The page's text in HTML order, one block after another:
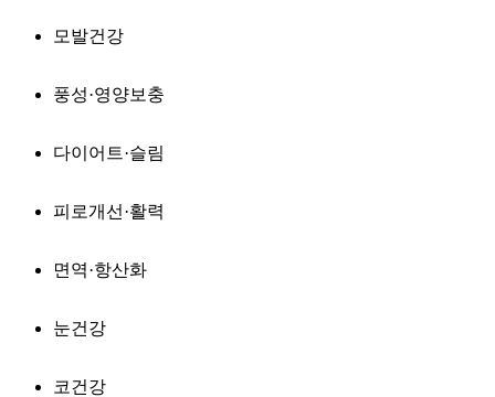
모발건강
풍성·영양보충
다이어트·슬림
피로개선·활력
면역·항산화
눈건강
코건강